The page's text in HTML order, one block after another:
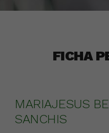
FICHA
MARIAJESUS
SANCHIS